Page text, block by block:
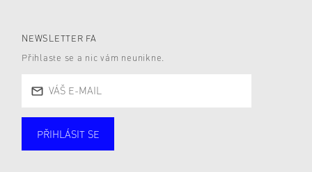
NEWSLETTER FA
Přihlaste se a nic vám neunikne.
PŘIHLÁSIT SE